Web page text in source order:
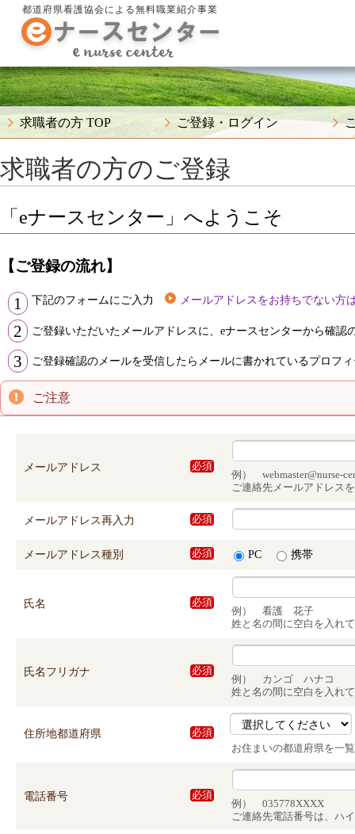
都道府県看護協会による無料職業紹介事業
求職者の方 TOP ご登録・ログイン
求職者の方のご登録
「eナースセンター」へようこそ
【ご登録の流れ】
1 下記のフォームにご入力 メールアドレスをお持ちでない方
2 ご登録いただいたメールアドレスに、eナースセンターから確認
3 ご登録確認のメールを受信したらメールに書かれているプロフ
ご注意
メールアドレス 必須
例） webmaster@nurse-
ご連絡先メールアドレス
メールアドレス再入力 必須
メールアドレス種別 必須 PC 携帯
氏名 必須
例） 看護 花子
姓と名の間に空白を入れ
氏名フリガナ 必須
例） カンゴ ハナコ
姓と名の間に空白を入れ
住所地都道府県
必須
お住まいの都道府県を一
電話番号 必須
例） 035778XXXX
ご連絡先電話番号は、ハ